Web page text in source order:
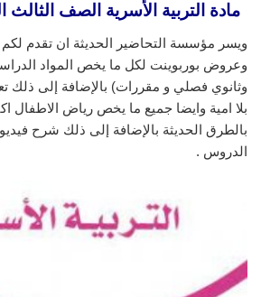
مادة التربية الأسرية الصف الثالث
ويسر مؤسسة التحاضير الحديثة ان تقدم
وعروض بوربوينت لكل ما يخص المواد
وثانوي فصلي و مقررات) بالإضافة إلى ذلك
بلا امية وايضا جميع ما يخص رياض الاطفال
بالطرق الحديثة بالإضافة إلى ذلك شرح
الدروس .